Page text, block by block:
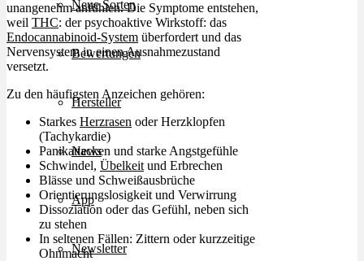
Neue Sorten
Bewertungen
Hersteller
News
App
Newsletter
unangenehm anfühlen. Die Symptome entstehen,
weil THC: der psychoaktive Wirkstoff: das
Endocannabinoid-System überfordert und das
Nervensystem in einen Ausnahmezustand
versetzt.
Zu den häufigsten Anzeichen gehören:
Starkes Herzrasen oder Herzklopfen
(Tachykardie)
Panikattacken und starke Angstgefühle
Schwindel, Übelkeit und Erbrechen
Blässe und Schweißausbrüche
Orientierungslosigkeit und Verwirrung
Dissoziation oder das Gefühl, neben sich
zu stehen
In seltenen Fällen: Zittern oder kurzzeitige
Ohnmacht